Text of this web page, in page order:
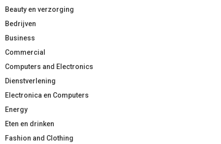
Beauty en verzorging
Bedrijven
Business
Commercial
Computers and Electronics
Dienstverlening
Electronica en Computers
Energy
Eten en drinken
Fashion and Clothing